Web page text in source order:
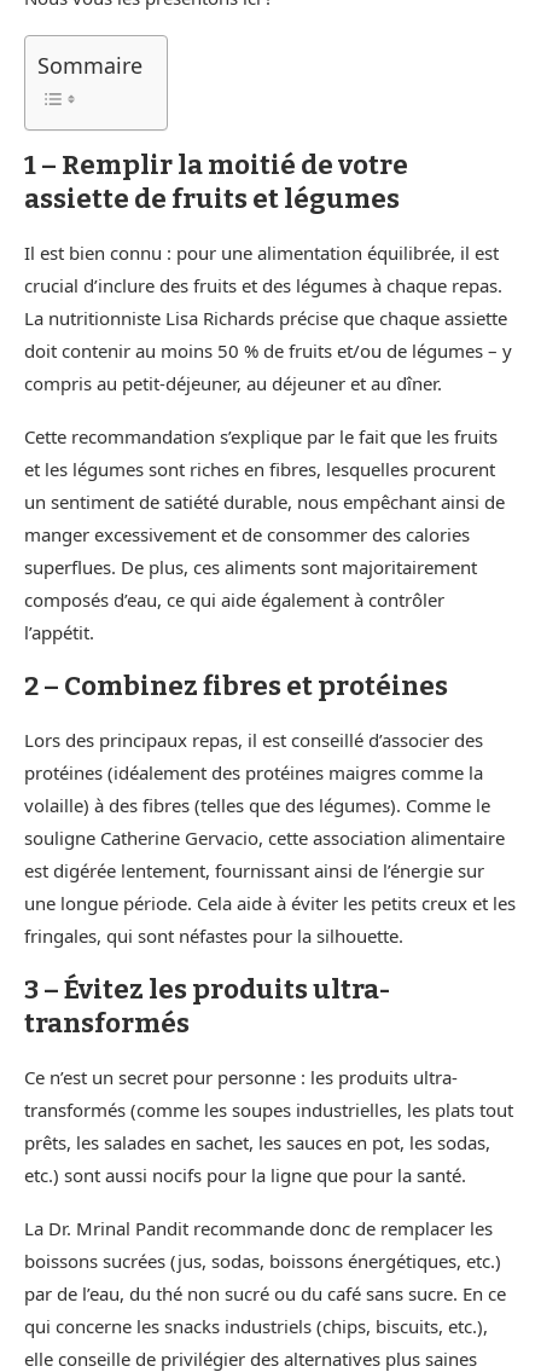
Sommaire
1 – Remplir la moitié de votre
assiette de fruits et légumes
Il est bien connu : pour une alimentation équilibrée, il est
crucial d’inclure des fruits et des légumes à chaque repas.
La nutritionniste Lisa Richards précise que chaque assiette
doit contenir au moins 50 % de fruits et/ou de légumes – y
compris au petit-déjeuner, au déjeuner et au dîner.
Cette recommandation s’explique par le fait que les fruits
et les légumes sont riches en fibres, lesquelles procurent
un sentiment de satiété durable, nous empêchant ainsi de
manger excessivement et de consommer des calories
superflues. De plus, ces aliments sont majoritairement
composés d’eau, ce qui aide également à contrôler
l’appétit.
2 – Combinez fibres et protéines
Lors des principaux repas, il est conseillé d’associer des
protéines (idéalement des protéines maigres comme la
volaille) à des fibres (telles que des légumes). Comme le
souligne Catherine Gervacio, cette association alimentaire
est digérée lentement, fournissant ainsi de l’énergie sur
une longue période. Cela aide à éviter les petits creux et les
fringales, qui sont néfastes pour la silhouette.
3 – Évitez les produits ultra-
transformés
Ce n’est un secret pour personne : les produits ultra-
transformés (comme les soupes industrielles, les plats tout
prêts, les salades en sachet, les sauces en pot, les sodas,
etc.) sont aussi nocifs pour la ligne que pour la santé.
La Dr. Mrinal Pandit recommande donc de remplacer les
boissons sucrées (jus, sodas, boissons énergétiques, etc.)
par de l’eau, du thé non sucré ou du café sans sucre. En ce
qui concerne les snacks industriels (chips, biscuits, etc.),
elle conseille de privilégier des alternatives plus saines